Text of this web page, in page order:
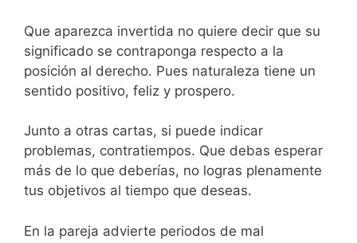
Que aparezca invertida no quiere decir que su
significado se contraponga respecto a la
posición al derecho. Pues naturaleza tiene un
sentido positivo, feliz y prospero.
Junto a otras cartas, si puede indicar
problemas, contratiempos. Que debas esperar
más de lo que deberías, no logras plenamente
tus objetivos al tiempo que deseas.
En la pareja advierte periodos de mal